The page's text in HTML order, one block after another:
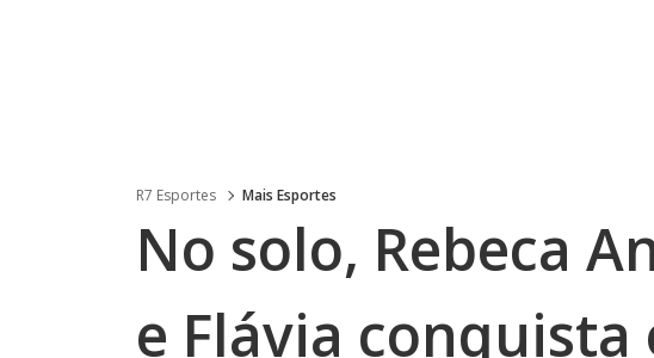
R7 Esportes Mais Esportes
No solo, Rebeca
e Flávia conquista